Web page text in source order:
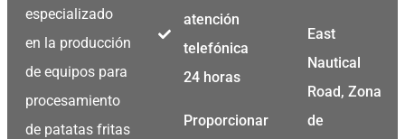
especializado
en la producción
de equipos para
procesamiento
de patatas fritas
atención
telefónica
24 horas
Proporcionar
East
Nautical
Road, Zona
de